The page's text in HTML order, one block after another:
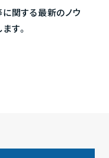
関する最新のノウ
す。